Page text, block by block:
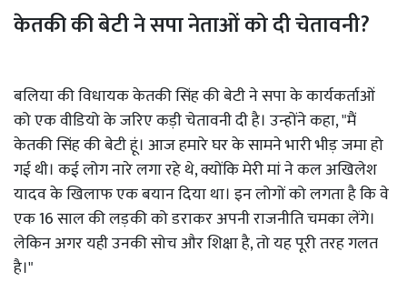
केतकी की बेटी ने सपा नेताओं को दी चेतावनी?
बलिया की विधायक केतकी सिंह की बेटी ने सपा के कार्यकर्ताओं
को एक वीडियो के जरिए कड़ी चेतावनी दी है। उन्होंने कहा, "मैं
केतकी सिंह की बेटी हूं। आज हमारे घर के सामने भारी भीड़ जमा हो
गई थी। कई लोग नारे लगा रहे थे, क्योंकि मेरी मां ने कल अखिलेश
यादव के खिलाफ एक बयान दिया था। इन लोगों को लगता है कि वे
एक 16 साल की लड़की को डराकर अपनी राजनीति चमका लेंगे।
लेकिन अगर यही उनकी सोच और शिक्षा है, तो यह पूरी तरह गलत
है।"